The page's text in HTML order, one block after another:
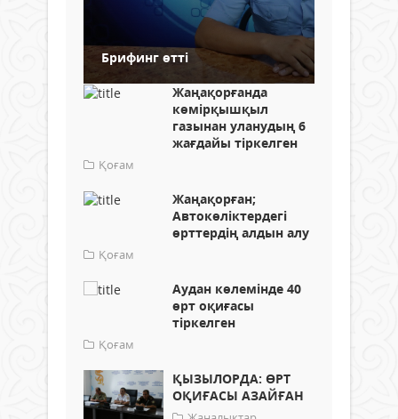
Брифинг өтті
Жаңақорғанда
көмірқышқыл
газынан уланудың 6
жағдайы тіркелген
Қоғам
Жаңақорған;
Автокөліктердегі
өрттердің алдын алу
Қоғам
Аудан көлемінде 40
өрт оқиғасы
тіркелген
Қоғам
ҚЫЗЫЛОРДА: ӨРТ
ОҚИҒАСЫ АЗАЙҒАН